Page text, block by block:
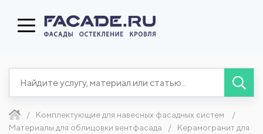
Комплектующие для навесных фасадных систем
Материалы для облицовки вентфасада
Керамогранит для